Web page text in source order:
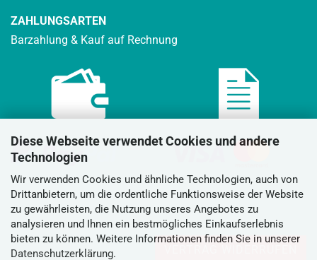
Diese Webseite verwendet Cookies und andere
Technologien
Wir verwenden Cookies und ähnliche Technologien, auch von
Drittanbietern, um die ordentliche Funktionsweise der Website
zu gewährleisten, die Nutzung unseres Angebotes zu
analysieren und Ihnen ein bestmögliches Einkaufserlebnis
bieten zu können. Weitere Informationen finden Sie in unserer
Datenschutzerklärung.
ZAHLUNGSARTEN
Barzahlung & Kauf auf Rechnung